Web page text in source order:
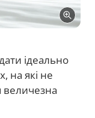
ідеально
на які не
величезна